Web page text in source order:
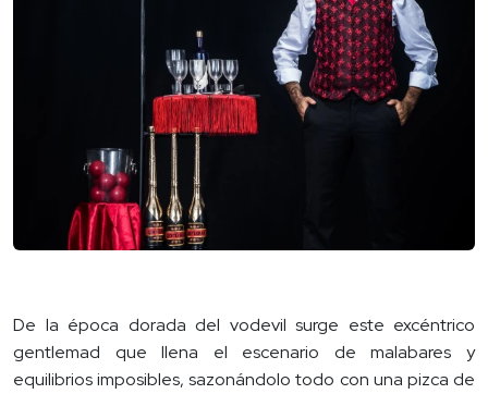
De la época dorada del vodevil surge este excéntrico
gentlemad que llena el escenario de malabares y
equilibrios imposibles, sazonándolo todo con una pizca de